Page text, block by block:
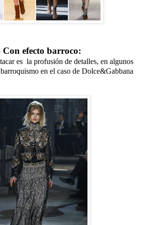
Con efecto barroco:
es la profusión de detalles, en algunos
en el caso de Dolce&Gabbana